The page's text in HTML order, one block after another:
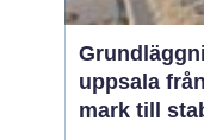
uppsala från känslig
mark till